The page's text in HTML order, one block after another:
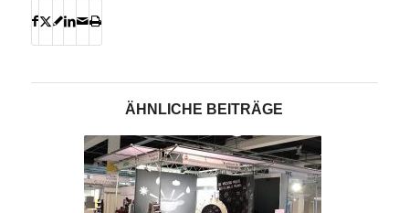
ÄHNLICHE BEITRÄGE